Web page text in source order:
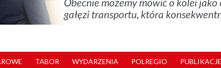
TABOR WYDARZENIA POLREGIO